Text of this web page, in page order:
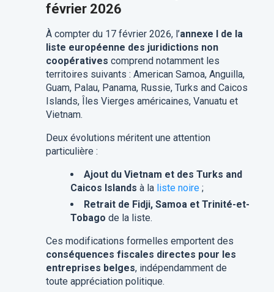
février 2026
À compter du 17 février 2026, l’annexe I de la
liste européenne des juridictions non
coopératives comprend notamment les
territoires suivants : American Samoa, Anguilla,
Guam, Palau, Panama, Russie, Turks and Caicos
Islands, Îles Vierges américaines, Vanuatu et
Vietnam.
Deux évolutions méritent une attention
particulière :
Ajout du Vietnam et des Turks and
Caicos Islands à la liste noire;
Retrait de Fidji, Samoa et Trinité-et-
Tobago de la liste.
Ces modifications formelles emportent des
conséquences fiscales directes pour les
entreprises belges, indépendamment de
toute appréciation politique.